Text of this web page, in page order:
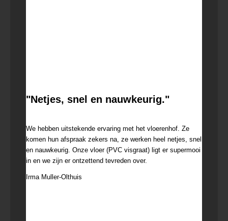
"Netjes, snel en nauwkeurig."
We hebben uitstekende ervaring met het vloerenhof. Ze
komen hun afspraak zekers na, ze werken heel netjes, snel
en nauwkeurig. Onze vloer (PVC visgraat) ligt er supermooi
in en we zijn er ontzettend tevreden over.
Irma Muller-Olthuis